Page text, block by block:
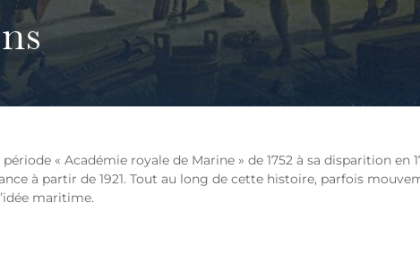
« Académie royale de Marine » de 1752 à sa disparition en
à partir de 1921. Tout au long de cette histoire, parfois
maritime.